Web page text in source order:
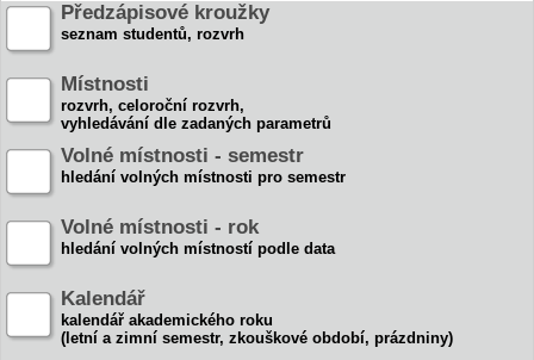
Předzápisové kroužky
seznam studentů, rozvrh
Místnosti
rozvrh, celoroční rozvrh,
vyhledávání dle zadaných parametrů
Volné místnosti - semestr
hledání volných místnosti pro semestr
Volné místnosti - rok
hledání volných místností podle data
Kalendář
kalendář akademického roku
(letní a zimní semestr, zkouškové období, prázdniny)